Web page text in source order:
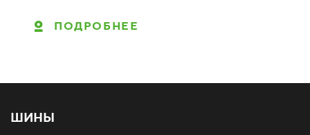
ПОДРОБНЕЕ
ШИНЫ